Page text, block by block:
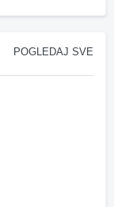
POGLEDAJ SVE